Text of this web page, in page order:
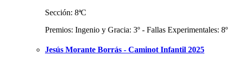
Sección: 8ªC
Premios: Ingenio y Gracia: 3º - Fallas Experimentales: 8º
Jesús Morante Borrás - Caminot Infantil 2025